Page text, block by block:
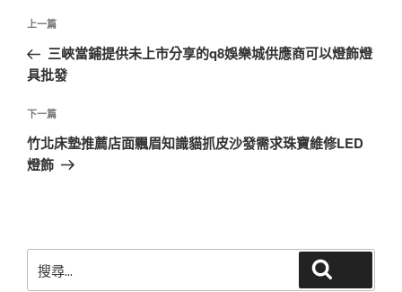
文
導
覽
上
一
篇
章
上一篇
三峽當鋪提供未上市分享的q8娛樂城供應商可以燈飾燈
具批發
下
一
篇
下一篇
竹北床墊推薦店面飄眉知識貓抓皮沙發需求珠寶維修LED
燈飾
尋